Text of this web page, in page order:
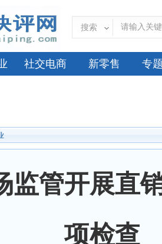
搜索
社交电商 新零售 专
监管开展直
项检查